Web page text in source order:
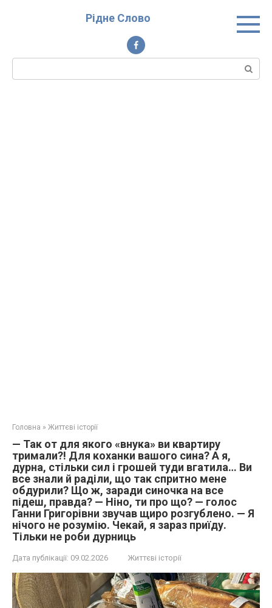
Рідне Слово
Пошук:
Головна » Життєві історії
— Так от для якого «внука» ви квартиру
тримали?! Для коханки вашого сина? А я,
дурна, стільки сил і грошей туди вгатила… Ви
все знали й раділи, що так спритно мене
обдурили? Що ж, заради синочка на все
підеш, правда? — Ніно, ти про що? — голос
Ганни Григорівни звучав щиро розгублено. — Я
нічого не розумію. Чекай, я зараз приїду.
Тільки не роби дурниць
Дата публікації: 09.02.2026 Життєві історії